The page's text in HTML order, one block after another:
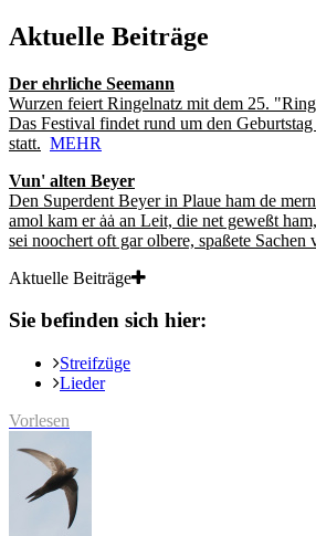
Aktuelle Beiträge
Der ehrliche Seemann
Wurzen feiert Ringelnatz mit dem 25.
Das Festival findet rund um den
statt. MEHR
Vun' alten Beyer
Den Superdent Beyer in Plaue ham de
amol kam er ȧȧ an Leit, die net geweßt
sei noochert oft gar olbere, spaßete Sachen
Aktuelle Beiträge
Sie befinden sich hier:
Streifzüge
Lieder
Vorlesen